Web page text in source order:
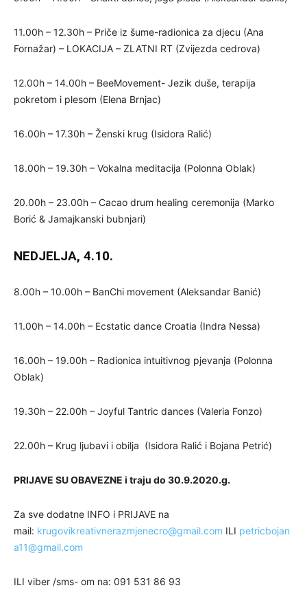
11.00h – 12.30h – Priče iz šume-radionica za djecu (Ana
Fornažar) – LOKACIJA – ZLATNI RT (Zvijezda cedrova)
12.00h – 14.00h – BeeMovement- Jezik duše, terapija
pokretom i plesom (Elena Brnjac)
16.00h – 17.30h – Ženski krug (Isidora Ralić)
18.00h – 19.30h – Vokalna meditacija (Polonna Oblak)
20.00h – 23.00h – Cacao drum healing ceremonija (Marko
Borić & Jamajkanski bubnjari)
NEDJELJA, 4.10.
8.00h – 10.00h – BanChi movement (Aleksandar Banić)
11.00h – 14.00h – Ecstatic dance Croatia (Indra Nessa)
16.00h – 19.00h – Radionica intuitivnog pjevanja (Polonna
Oblak)
19.30h – 22.00h – Joyful Tantric dances (Valeria Fonzo)
22.00h – Krug ljubavi i obilja (Isidora Ralić i Bojana Petrić)
PRIJAVE SU OBAVEZNE i traju do 30.9.2020.g.
Za sve dodatne INFO i PRIJAVE na
mail: krugovikreativnerazmjenecro@gmail.com ILI petricbojan
a11@gmail.com
ILI viber /sms- om na: 091 531 86 93